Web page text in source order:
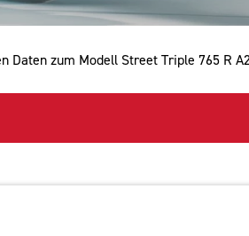
Daten zum Modell Street Triple 765 R